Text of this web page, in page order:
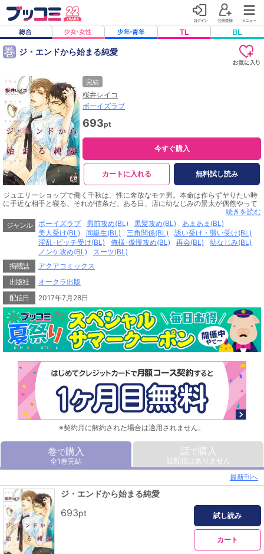
巻 ジ・エンドから始まる純愛
完結
桜井レイコ
ボーイズラブ
693pt
今すぐ購入
カートに入れる 無料試し読み
ジュエリーショップで働く千秋は、性に奔放なモテ男。本命は作らずヤりたい時
に手近な相手と寝る、それが信条だ。ある日、店に幼なじみの景太が偶然やって
くる。学生時代に熱烈に恋してた相手との数年ぶりの再会にときめく千秋だった
が、ちょっと待て。ここは女性に人気のジュエリーショップ……。案の定、景太
の目的は結婚指輪を買うことで――。結婚間近なノンケ幼なじみに不毛な劣情を
抱く、ビッチ男のやるせない純愛ダイアリー
続きを読む
ジャンル
ボーイズラブ 男前攻め(BL) 黒髪攻め(BL)
あまあま(BL)
美人受け(BL)
同級生(BL) 三角関係(BL)
誘い受け・襲い受け(BL)
淫乱･ビッチ受け(BL)
俺様･傲慢攻め(BL) 再会(BL)
幼なじみ(BL)
ノンケ攻め(BL)
スーツ(BL)
掲載誌
アクアコミックス
出版社
オークラ出版
配信日
2017年7月28日
※契約月に解約された場合は適用されません。
巻で購入
全1巻完結
話で購入
話配信はありません
最新刊へ
ジ・エンドから始まる純愛
693pt 試し読み
カート